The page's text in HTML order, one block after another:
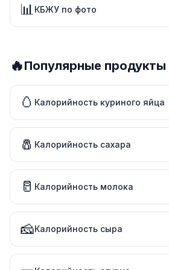
📊КБЖУ по фото
🔥Популярные продукты
🥚 Калорийность куриного яйца
🧂 Калорийность сахара
🥛 Калорийность молока
🧀Калорийность сыра